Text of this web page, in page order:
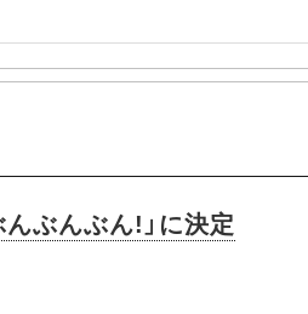
ぶんぶん!」に決定